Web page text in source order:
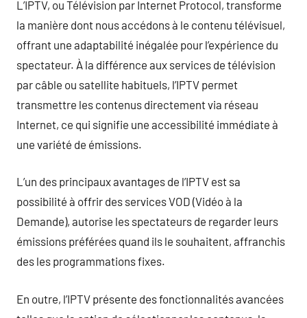
L’IPTV, ou Télévision par Internet Protocol, transforme
la manière dont nous accédons à le contenu télévisuel,
offrant une adaptabilité inégalée pour l’expérience du
spectateur. À la différence aux services de télévision
par câble ou satellite habituels, l’IPTV permet
transmettre les contenus directement via réseau
Internet, ce qui signifie une accessibilité immédiate à
une variété de émissions.
L’un des principaux avantages de l’IPTV est sa
possibilité à offrir des services VOD (Vidéo à la
Demande), autorise les spectateurs de regarder leurs
émissions préférées quand ils le souhaitent, affranchis
des les programmations fixes.
En outre, l’IPTV présente des fonctionnalités avancées